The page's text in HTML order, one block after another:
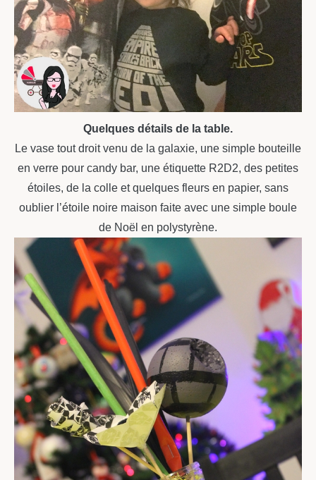
Quelques détails de la table.
Le vase tout droit venu de la galaxie, une simple bouteille
en verre pour candy bar, une étiquette R2D2, des petites
étoiles, de la colle et quelques fleurs en papier, sans
oublier l’étoile noire maison faite avec une simple boule
de Noël en polystyrène.